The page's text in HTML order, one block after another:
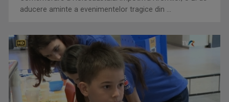
GABRIELA BAIARDI
Lucreză în presă din 1994. Șase ani a fost ...
aducere aminte a evenimentelor tragice din ...